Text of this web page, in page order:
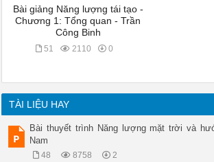
Bài giảng Năng lượng tái tạo -
Chương 1: Tổng quan - Trần
Công Binh
51 2110 0
TÀI LIỆU HAY
Bài thuyết trình Năng lượng mặt trời và
Nam
48 8758 2